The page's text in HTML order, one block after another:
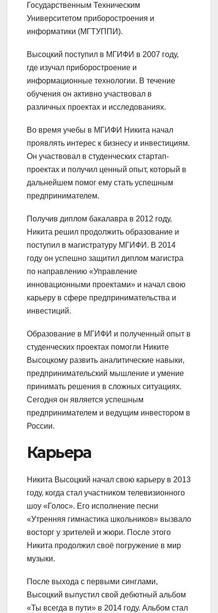
Государственным Техническим
Университетом приборостроения и
информатики (МГТУППИ).
Высоцкий поступил в МГИФИ в 2007 году,
где изучал приборостроение и
информационные технологии. В течение
обучения он активно участвовал в
различных проектах и исследованиях.
Во время учебы в МГИФИ Никита начал
проявлять интерес к бизнесу и инвестициям.
Он участвовал в студенческих стартап-
проектах и получил ценный опыт, который в
дальнейшем помог ему стать успешным
предпринимателем.
Получив диплом бакалавра в 2012 году,
Никита решил продолжить образование и
поступил в магистратуру МГИФИ. В 2014
году он успешно защитил диплом магистра
по направлению «Управление
инновационными проектами» и начал свою
карьеру в сфере предпринимательства и
инвестиций.
Образование в МГИФИ и полученный опыт в
студенческих проектах помогли Никите
Высоцкому развить аналитические навыки,
предпринимательский мышление и умение
принимать решения в сложных ситуациях.
Сегодня он является успешным
предпринимателем и ведущим инвестором в
России.
Карьера
Никита Высоцкий начал свою карьеру в 2013
году, когда стал участником телевизионного
шоу «Голос». Его исполнение песни
«Утренняя гимнастика школьников» вызвало
восторг у зрителей и жюри. После этого
Никита продолжил своё погружение в мир
музыки.
После выхода с первыми синглами,
Высоцкий выпустил свой дебютный альбом
«Ты всегда в пути» в 2014 году. Альбом стал